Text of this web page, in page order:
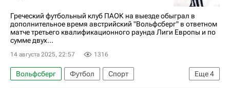
Греческий футбольный клуб ПАОК на выезде обыграл в
дополнительное время австрийский "Вольфсберг" в ответном
матче третьего квалификационного раунда Лиги Европы и по
сумме двух...
14 августа 2025, 22:57 1316
Еще4
Вольфсберг Футбол
Спорт